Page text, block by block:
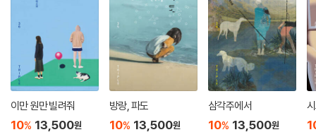
이만 원만 빌려줘
10% 13,500원
방랑, 파도
10% 13,500원
삼각주에서
10% 13,500원